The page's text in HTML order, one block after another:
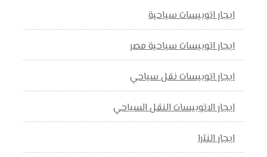
ايجار اتوبيسات سياحية
ايجار اتوبيسات سياحية مصر
ايجار اتوبيسات نقل سياحي
ايجار الاتوبيسات النقل السياحي
ايجار النترا